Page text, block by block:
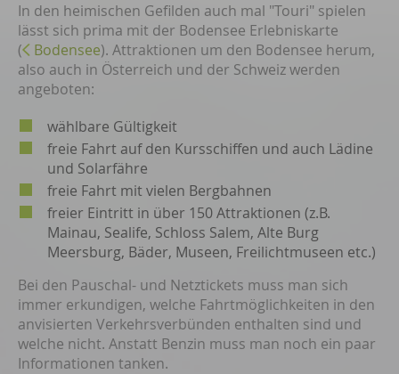
In den heimischen Gefilden auch mal "Touri" spielen
lässt sich prima mit der Bodensee Erlebniskarte
(
Bodensee). Attraktionen um den Bodensee herum,
also auch in Österreich und der Schweiz werden
angeboten:
wählbare Gültigkeit
freie Fahrt auf den Kursschiffen und auch Lädine
und Solarfähre
freie Fahrt mit vielen Bergbahnen
freier Eintritt in über 150 Attraktionen (z.B.
Mainau, Sealife, Schloss Salem, Alte Burg
Meersburg, Bäder, Museen, Freilichtmuseen etc.)
Bei den Pauschal- und Netztickets muss man sich
immer erkundigen, welche Fahrtmöglichkeiten in den
anvisierten Verkehrsverbünden enthalten sind und
welche nicht. Anstatt Benzin muss man noch ein paar
Informationen tanken.